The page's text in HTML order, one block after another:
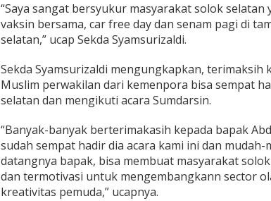
“Saya sangat bersyukur masyarakat solok selatan
vaksin bersama, car free day dan senam pagi di
selatan,” ucap Sekda Syamsurizaldi.
Sekda Syamsurizaldi mengungkapkan, terimaksih
Muslim perwakilan dari kemenpora bisa sempat
selatan dan mengikuti acara Sumdarsin.
“Banyak-banyak berterimakasih kepada bapak
sudah sempat hadir dia acara kami ini dan mudah-
datangnya bapak, bisa membuat masyarakat
dan termotivasi untuk mengembangkann sector
kreativitas pemuda,” ucapnya.